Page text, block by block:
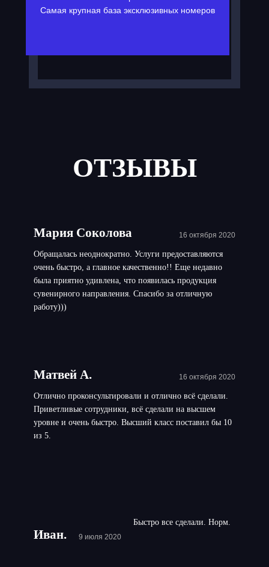
Самая крупная база эксклюзивных номеров
ОТЗЫВЫ
Мария Соколова 16 октября 2020
Обращалась неоднократно. Услуги предоставляются
очень быстро, а главное качественно!! Еще недавно
была приятно удивлена, что появилась продукция
сувенирного направления. Спасибо за отличную
работу)))
Матвей А. 16 октября 2020
Отлично проконсультировали и отлично всё сделали.
Приветливые сотрудники, всё сделали на высшем
уровне и очень быстро. Высший класс поставил бы 10
из 5.
Иван. 9 июля 2020
Быстро все сделали. Норм.